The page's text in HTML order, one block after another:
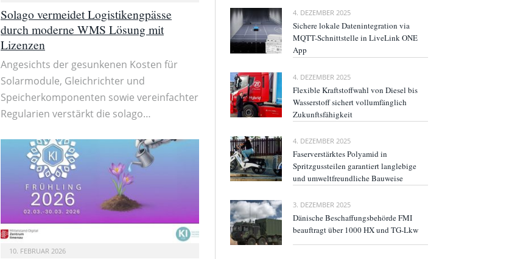
Solago vermeidet Logistikengpässe
durch moderne WMS Lösung mit
Lizenzen
Angesichts der gesunkenen Kosten für
Solarmodule, Gleichrichter und
Speicherkomponenten sowie vereinfachter
Regularien verstärkt die solago…
10. FEBRUAR 2026
4. DEZEMBER 2025
Sichere lokale Datenintegration via
MQTT-Schnittstelle in LiveLink ONE
App
4. DEZEMBER 2025
Flexible Kraftstoffwahl von Diesel bis
Wasserstoff sichert vollumfänglich
Zukunftsfähigkeit
4. DEZEMBER 2025
Faserverstärktes Polyamid in
Spritzgussteilen garantiert langlebige
und umweltfreundliche Bauweise
3. DEZEMBER 2025
Dänische Beschaffungsbehörde FMI
beauftragt über 1000 HX und TG-Lkw